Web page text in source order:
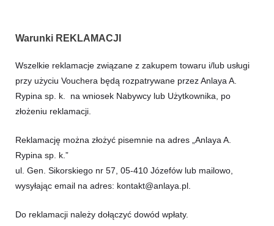
Warunki REKLAMACJI
Wszelkie reklamacje związane z zakupem towaru i/lub usługi
przy użyciu Vouchera będą rozpatrywane przez Anlaya A.
Rypina sp. k. na wniosek Nabywcy lub Użytkownika, po
złożeniu reklamacji.
Reklamację można złożyć pisemnie na adres „Anlaya A.
Rypina sp. k.”
ul. Gen. Sikorskiego nr 57, 05-410 Józefów lub mailowo,
wysyłając email na adres: kontakt@anlaya.pl.
Do reklamacji należy dołączyć dowód wpłaty.